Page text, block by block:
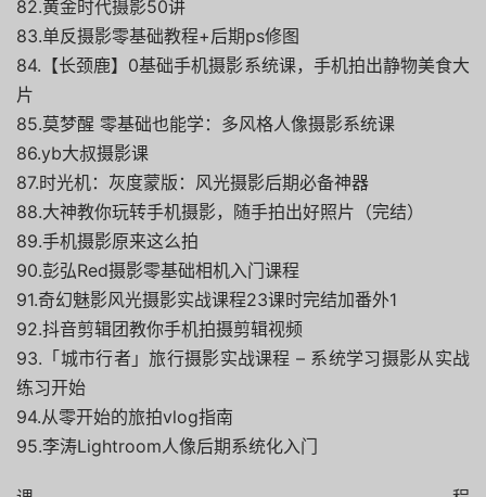
82.黄金时代摄影50讲
83.单反摄影零基础教程+后期ps修图
84.【长颈鹿】0基础手机摄影系统课，手机拍出静物美食大
片
85.莫梦醒 零基础也能学：多风格人像摄影系统课
86.yb大叔摄影课
87.时光机：灰度蒙版：风光摄影后期必备神器
88.大神教你玩转手机摄影，随手拍出好照片（完结）
89.手机摄影原来这么拍
90.彭弘Red摄影零基础相机入门课程
91.奇幻魅影风光摄影实战课程23课时完结加番外1
92.抖音剪辑团教你手机拍摄剪辑视频
93.「城市行者」旅行摄影实战课程 – 系统学习摄影从实战
练习开始
94.从零开始的旅拍vlog指南
95.李涛Lightroom人像后期系统化入门